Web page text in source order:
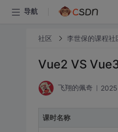
导航
社区 李世保的课程社
Vue2 VS
飞翔的佩奇
课时名称